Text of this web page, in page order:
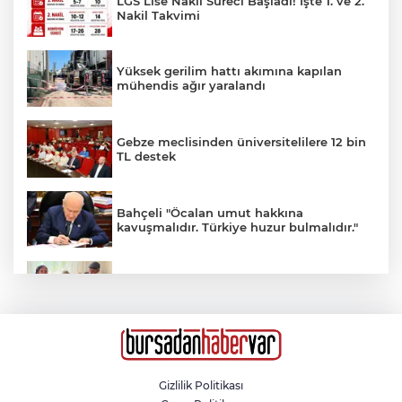
Nakil Takvimi
Yüksek gerilim hattı akımına kapılan
mühendis ağır yaralandı
Gebze meclisinden üniversitelilere 12 bin
TL destek
Bahçeli "Öcalan umut hakkına
kavuşmalıdır. Türkiye huzur bulmalıdır."
Bardağı masaya sert koyunca kovuldu
Gizlilik Politikası